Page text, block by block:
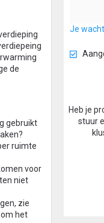
de
gebruikt
ruimte
voor
niet
zie
het
Je
Heb je
stuur